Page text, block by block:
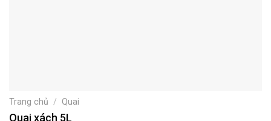
Trang chủ / Quai
Quai xách 5L